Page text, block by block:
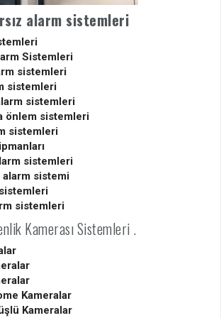
alarm sistemleri
Sistemleri
sistemleri
sistemleri
sistemleri
önlem sistemleri
sistemleri
sistemleri
sistemi
sistemleri
Kamerası Sistemleri .
Kameralar
Kameralar